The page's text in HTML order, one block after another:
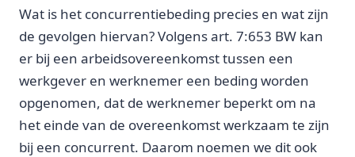
Wat is het concurrentiebeding precies en wat zijn
de gevolgen hiervan? Volgens art. 7:653 BW kan
er bij een arbeidsovereenkomst tussen een
werkgever en werknemer een beding worden
opgenomen, dat de werknemer beperkt om na
het einde van de overeenkomst werkzaam te zijn
bij een concurrent. Daarom noemen we dit ook